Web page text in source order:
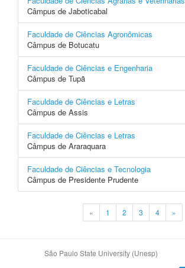
Câmpus de Jaboticabal
Faculdade de Ciências Agronômicas
Câmpus de Botucatu
Faculdade de Ciências e Engenharia
Câmpus de Tupã
Faculdade de Ciências e Letras
Câmpus de Assis
Faculdade de Ciências e Letras
Câmpus de Araraquara
Faculdade de Ciências e Tecnologia
Câmpus de Presidente Prudente
« 1 2 3 4 »
São Paulo State University (Unesp)